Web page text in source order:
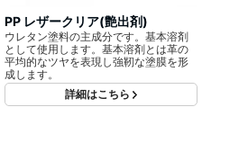
PP レザークリア(艶出剤)
ウレタン塗料の主成分です。基本溶剤
として使用します。基本溶剤とは革の
平均的なツヤを表現し強靭な塗膜を形
成します。
詳細はこちら